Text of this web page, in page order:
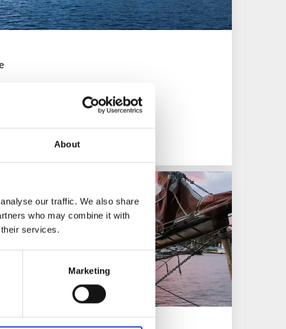
About
our traffic. We also share
who may combine it with
services.
Marketing